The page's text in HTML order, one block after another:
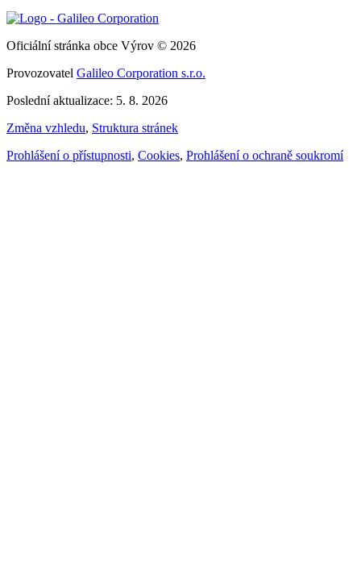
Oficiální stránka obce Výrov © 2026
Provozovatel Galileo Corporation s.r.o.
Poslední aktualizace: 5. 8. 2026
Změna vzhledu, Struktura stránek
Prohlášení o přístupnosti, Cookies, Prohlášení o ochraně soukromí